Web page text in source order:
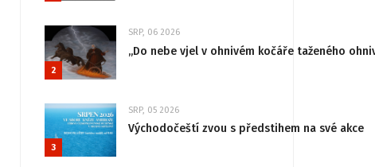
2
SRP, 06 2026
„Do nebe vjel v ohnivém kočáře taženého
3
SRP, 05 2026
Východočeští zvou s předstihem na své akce